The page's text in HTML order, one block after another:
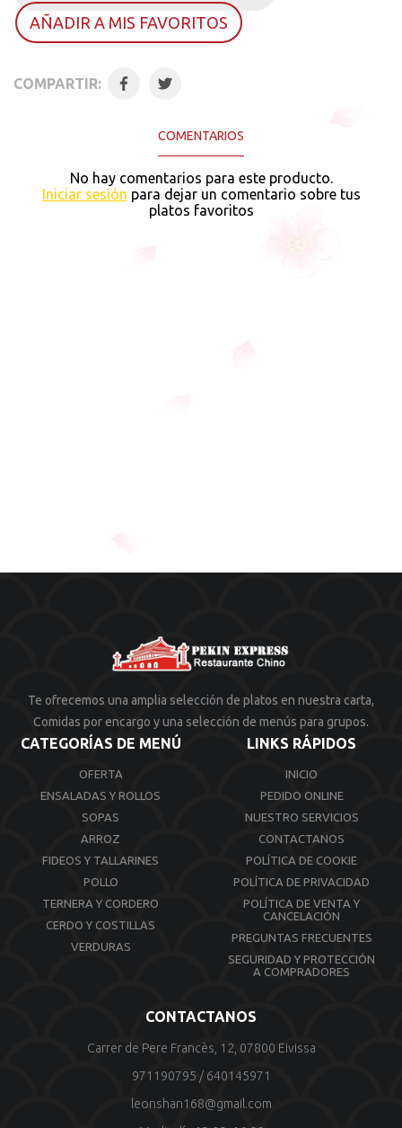
AÑADIR A MIS FAVORITOS
COMPARTIR:
COMENTARIOS
No hay comentarios para este producto.
Iniciar sesión para dejar un comentario sobre tus
platos favoritos
Te ofrecemos una amplia selección de platos en nuestra carta,
Comidas por encargo y una selección de menús para grupos.
CATEGORÍAS DE MENÚ
OFERTA
ENSALADAS Y ROLLOS
SOPAS
ARROZ
FIDEOS Y TALLARINES
POLLO
TERNERA Y CORDERO
CERDO Y COSTILLAS
VERDURAS
LINKS RÁPIDOS
INICIO
PEDIDO ONLINE
NUESTRO SERVICIOS
CONTACTANOS
POLÍTICA DE COOKIE
POLÍTICA DE PRIVACIDAD
POLÍTICA DE VENTA Y
CANCELACIÓN
PREGUNTAS FRECUENTES
SEGURIDAD Y PROTECCIÓN
A COMPRADORES
CONTACTANOS
Carrer de Pere Francès, 12, 07800 Eivissa
971190795 / 640145971
leonshan168@gmail.com